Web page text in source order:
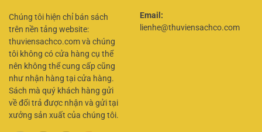
Chúng tôi hiện chỉ bán sách
trên nền tảng website:
thuviensachco.com và chúng
tôi không có cửa hàng cụ thể
nên không thể cung cấp cũng
như nhận hàng tại cửa hàng.
Sách mà quý khách hàng gửi
về đổi trả được nhận và gửi tại
xưởng sản xuất của chúng tôi.
Email:
lienhe@thuviensachco.com